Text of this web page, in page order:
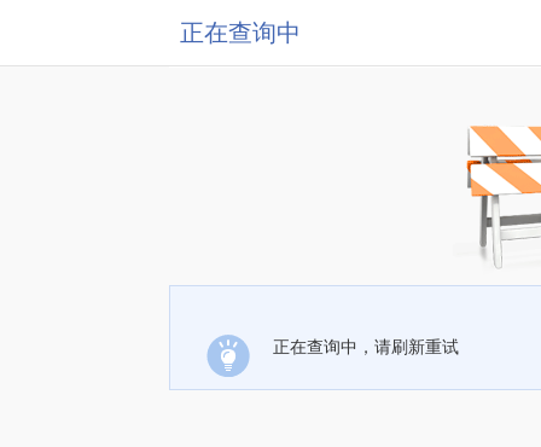
正在查询中
正在查询中，请刷新重试